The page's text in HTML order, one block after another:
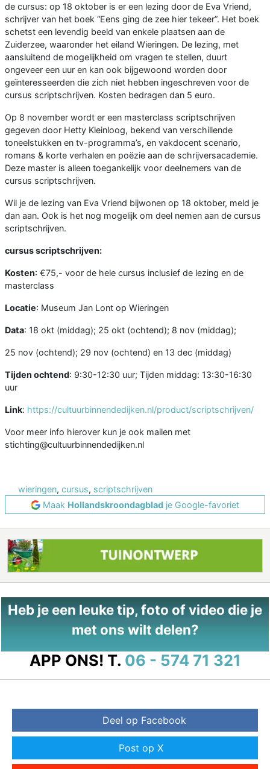
de cursus: op 18 oktober is er een lezing door de Eva Vriend,
schrijver van het boek “Eens ging de zee hier tekeer”. Het boek
schetst een levendig beeld van enkele plaatsen aan de
Zuiderzee, waaronder het eiland Wieringen. De lezing, met
aansluitend de mogelijkheid om vragen te stellen, duurt
ongeveer een uur en kan ook bijgewoond worden door
geïnteresseerden die zich niet hebben ingeschreven voor de
cursus scriptschrijven. Kosten bedragen dan 5 euro.
Op 8 november wordt er een masterclass scriptschrijven
gegeven door Hetty Kleinloog, bekend van verschillende
toneelstukken en tv-programma’s, en vakdocent scenario,
romans & korte verhalen en poëzie aan de schrijversacademie.
Deze master is alleen toegankelijk voor deelnemers van de
cursus scriptschrijven.
Wil je de lezing van Eva Vriend bijwonen op 18 oktober, meld je
dan aan. Ook is het nog mogelijk om deel nemen aan de cursus
scriptschrijven.
cursus scriptschrijven:
Kosten: €75,- voor de hele cursus inclusief de lezing en de
masterclass
Locatie: Museum Jan Lont op Wieringen
Data: 18 okt (middag); 25 okt (ochtend); 8 nov (middag);
25 nov (ochtend); 29 nov (ochtend) en 13 dec (middag)
Tijden ochtend: 9:30-12:30 uur; Tijden middag: 13:30-16:30
uur
Link: https://cultuurbinnendedijken.nl/product/scriptschrijven/
Voor meer info hierover kun je ook mailen met
stichting@cultuurbinnendedijken.nl
wieringen, cursus, scriptschrijven
Maak Hollandskroondagblad je Google-favoriet
Heb je een leuke tip, foto of video die je
met ons wilt delen?
APP ONS! T. 06 - 574 71 321
Deel op Facebook
Post op X